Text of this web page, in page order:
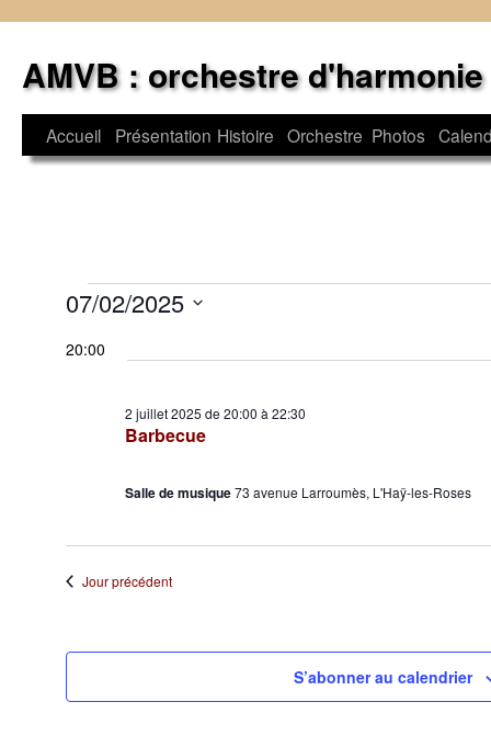
contenu
AMVB : orchestre d'harmonie
Accueil Présentation Histoire Orchestre Photos
Évènements
for
juillet
07/02/2025
une
20:00
Barbecue
2 juillet 2025 de 20:00 à 22:30
Salle de musique73 avenue Larroumès, L'Haÿ-les-Roses
Jour précédent
S’abonner au calendrier